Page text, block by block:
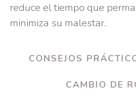
reduce el tiempo que
minimiza su malestar.
CONSEJOS
CAMBIO DE